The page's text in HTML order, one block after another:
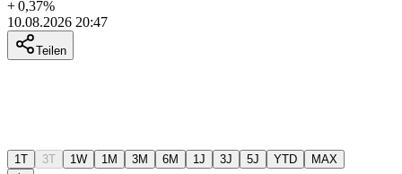
+0,37%
10.08.2026 20:47
Teilen
1T 3T 1W 1M 3M 6M 1J 3J 5J YTD MAX